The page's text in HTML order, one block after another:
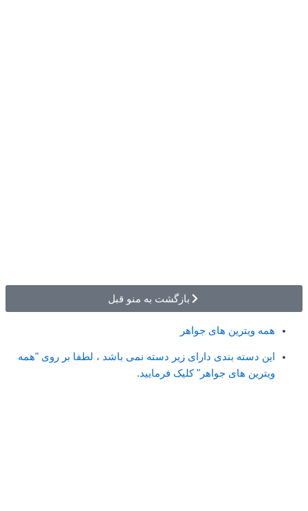
بازگشت به منو قبل
همه ویترین های جواهر
این دسته بندی دارای زیر دسته نمی باشد ، لطفا بر روی "همه
ویترین های جواهر" کلیک فرمایید.